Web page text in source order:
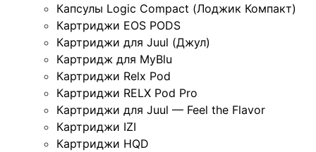
Капсулы Logic Compact (Лоджик Компакт)
Картриджи EOS PODS
Картриджи для Juul (Джул)
Картридж для MyBlu
Картриджи Relx Pod
Картриджи RELX Pod Pro
Картриджи для Juul — Feel the Flavor
Картриджи IZI
Картриджи HQD